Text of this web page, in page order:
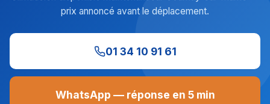
prix annoncé avant le déplacement.
01 34 10 91 61
WhatsApp — réponse en 5 min